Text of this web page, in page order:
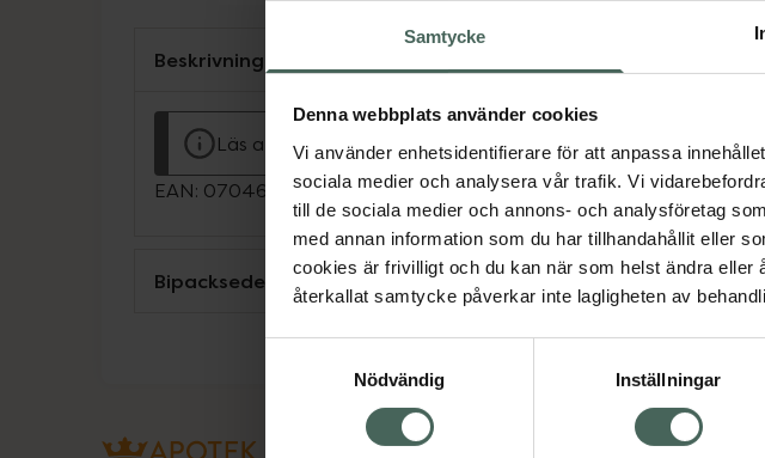
Samtycke
Denna webbplats använder cookies
Vi använder enhetsidentifierare för att anpassa
sociala medier och analysera vår trafik. Vi
till de sociala medier och annons- och analysföretag
med annan information som du har tillhandahållit eller
cookies är frivilligt och du kan när som helst ändra
återkallat samtycke påverkar inte lagligheten av
Nödvändig
Inställningar
Beskrivning
Läs alltid bipacksedeln innan användning.
EAN: 07046260508972
Bipacksedel från FASS Visa